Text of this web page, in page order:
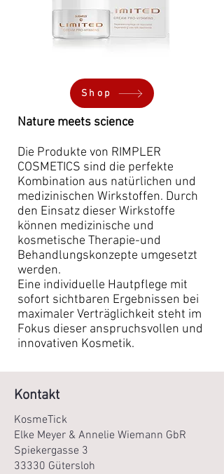
Shop
Nature meets science
​Die Produkte von RIMPLER
COSMETICS sind die perfekte
Kombination aus natürlichen und
medizinischen Wirkstoffen. Durch
den Einsatz dieser Wirkstoffe
können medizinische und
kosmetische Therapie-und
Behandlungskonzepte umgesetzt
werden.
Eine individuelle Hautpflege mit
sofort sichtbaren Ergebnissen bei
maximaler Verträglichkeit steht im
Fokus dieser anspruchsvollen und
innovativen Kosmetik.
Kontakt
KosmeTick
Elke Meyer & Annelie Wiemann GbR
Spiekergasse 3
33330 Gütersloh